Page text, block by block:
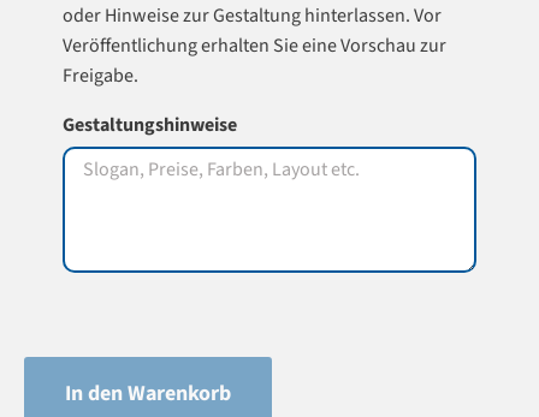
oder Hinweise zur Gestaltung hinterlassen. Vor
Veröffentlichung erhalten Sie eine Vorschau zur
Freigabe.
Gestaltungshinweise
In den Warenkorb